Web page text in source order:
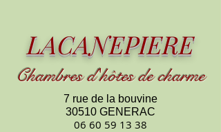
LACANEPIERE
Chambres d'hôtes de charme
7 rue de la bouvine
30510 GENERAC
06 60 59 13 38